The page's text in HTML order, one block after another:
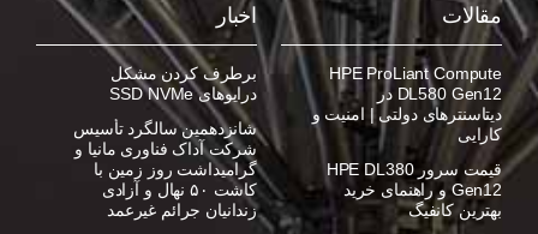
مقالات
HPE ProLiant Compute
DL580 Gen12 در
دیتاسنترهای دولتی | امنیت و
کارایی
قیمت سرور HPE DL380
Gen12 و راهنمای خرید
بهترین کانفیگ
اخبار
برطرف کردن مشکل
درایوهای SSD NVMe
شانزدهمین سالگرد تأسیس
شرکت آداک فناوری مانیا و
گرامیداشت روز زمین با
کاشت ۵۰ نهال و آزادی
زندانیان جرائم غیرعمد